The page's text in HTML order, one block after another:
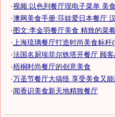
·视频:以色列餐厅现电子菜单 美
·澳网美食手册:莎娃爱日本餐厅
·图文:李金羽餐厅美食 精致的菜
· 上海琉璃餐厅打造时尚美食标杆
·法国名厨埃菲尔铁塔开餐厅 顾
·梧桐时尚餐厅的创意美食
·万圣节餐厅大搞怪 享受美食又
·闻香识美食新天地精致餐厅